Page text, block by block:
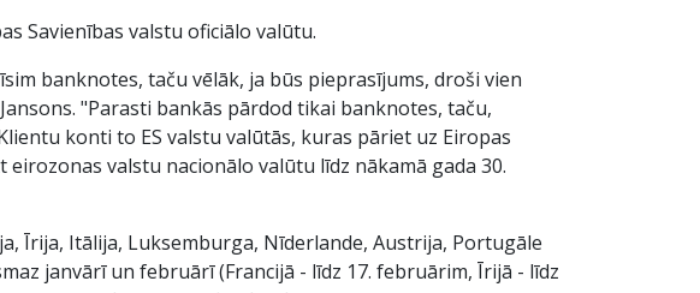
Savienības valstu oficiālo valūtu.
banknotes, taču vēlāk, ja būs pieprasījums, droši vien
"Parasti bankās pārdod tikai banknotes, taču,
konti to ES valstu valūtās, kuras pāriet uz Eiropas
valstu nacionālo valūtu līdz nākamā gada 30.
Īrija, Itālija, Luksemburga, Nīderlande, Austrija, Portugāle
janvārī un februārī (Francijā - līdz 17. februārim, Īrijā - līdz